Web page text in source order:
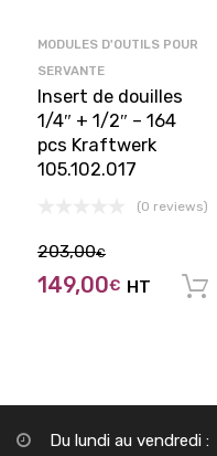
MODULES D'OUTILS POUR
SERVANTE
Insert de douilles
1/4″ + 1/2″ – 164
pcs Kraftwerk
105.102.017
(0 reviews)
203,00€
149,00€ HT
Du lundi au vendredi :